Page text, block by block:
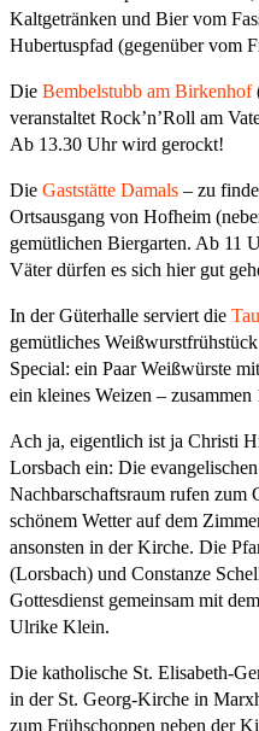
Kaltgetränken und Bier vom
Hubertuspfad (gegenüber vom
Die Bembelstubb am Birkenhof
veranstaltet Rock’n’Roll am
Ab 13.30 Uhr wird gerockt!
Die Gaststätte Damals – zu
Ortsausgang von Hofheim
gemütlichen Biergarten. Ab 11
Väter dürfen es sich hier gut
In der Güterhalle serviert die
gemütliches
Special: ein Paar Weißwürste
ein kleines Weizen – zusammen
Ach ja, eigentlich ist ja Christi
Lorsbach ein: Die
Nachbarschaftsraum rufen zum
schönem Wetter auf dem
ansonsten in der Kirche. Die
(Lorsbach) und Constanze
Gottesdienst gemeinsam mit
Ulrike Klein.
Die katholische St. Elisabeth-
in der St. Georg-Kirche in
zum Frühschoppen neben der